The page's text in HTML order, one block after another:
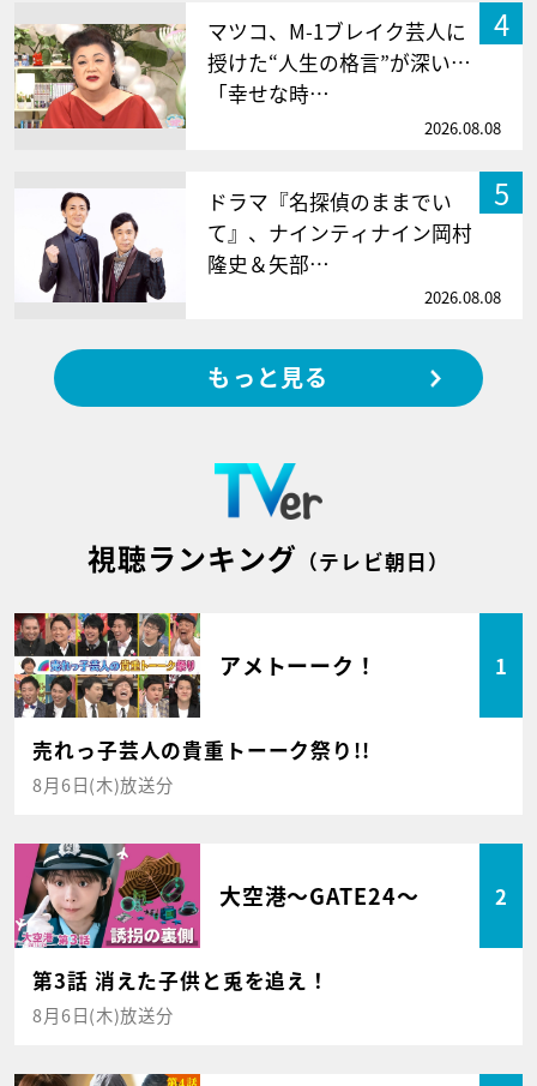
4
マツコ、M-1ブレイク芸人に
授けた“人生の格言”が深い…
「幸せな時…
2026.08.08
5
ドラマ『名探偵のままでい
て』、ナインティナイン岡村
隆史＆矢部…
2026.08.08
もっと見る
視聴ランキング （テレビ朝日）
アメトーーク！ 1
売れっ子芸人の貴重トーーク祭り!!
8月6日(木)放送分
大空港～GATE24～ 2
第3話 消えた子供と兎を追え！
8月6日(木)放送分